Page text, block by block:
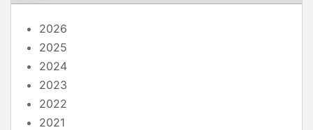
2026
2025
2024
2023
2022
2021